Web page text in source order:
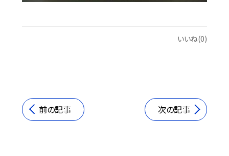
いいね(0)
前の記事 次の記事